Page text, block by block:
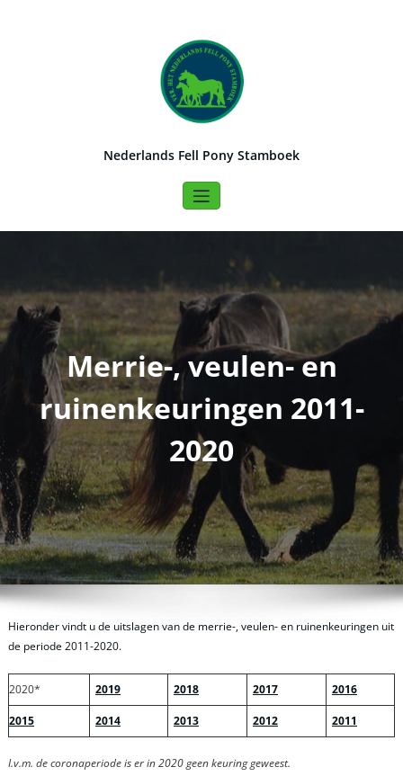
Nederlands Fell Pony Stamboek
Merrie-, veulen- en
ruinenkeuringen 2011-
2020
Hieronder vindt u de uitslagen van de merrie-, veulen- en ruinenkeuringen uit
de periode 2011-2020.
2020* 2019 2018 2017 2016
2015 2014 2013 2012 2011
I.v.m. de coronaperiode is er in 2020 geen keuring geweest.